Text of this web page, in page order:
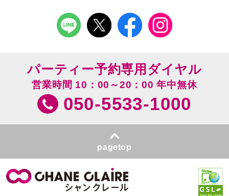
パーティー予約専用ダイヤル
営業時間 10：00～20：00 年中無休
050-5533-1000
pagetop